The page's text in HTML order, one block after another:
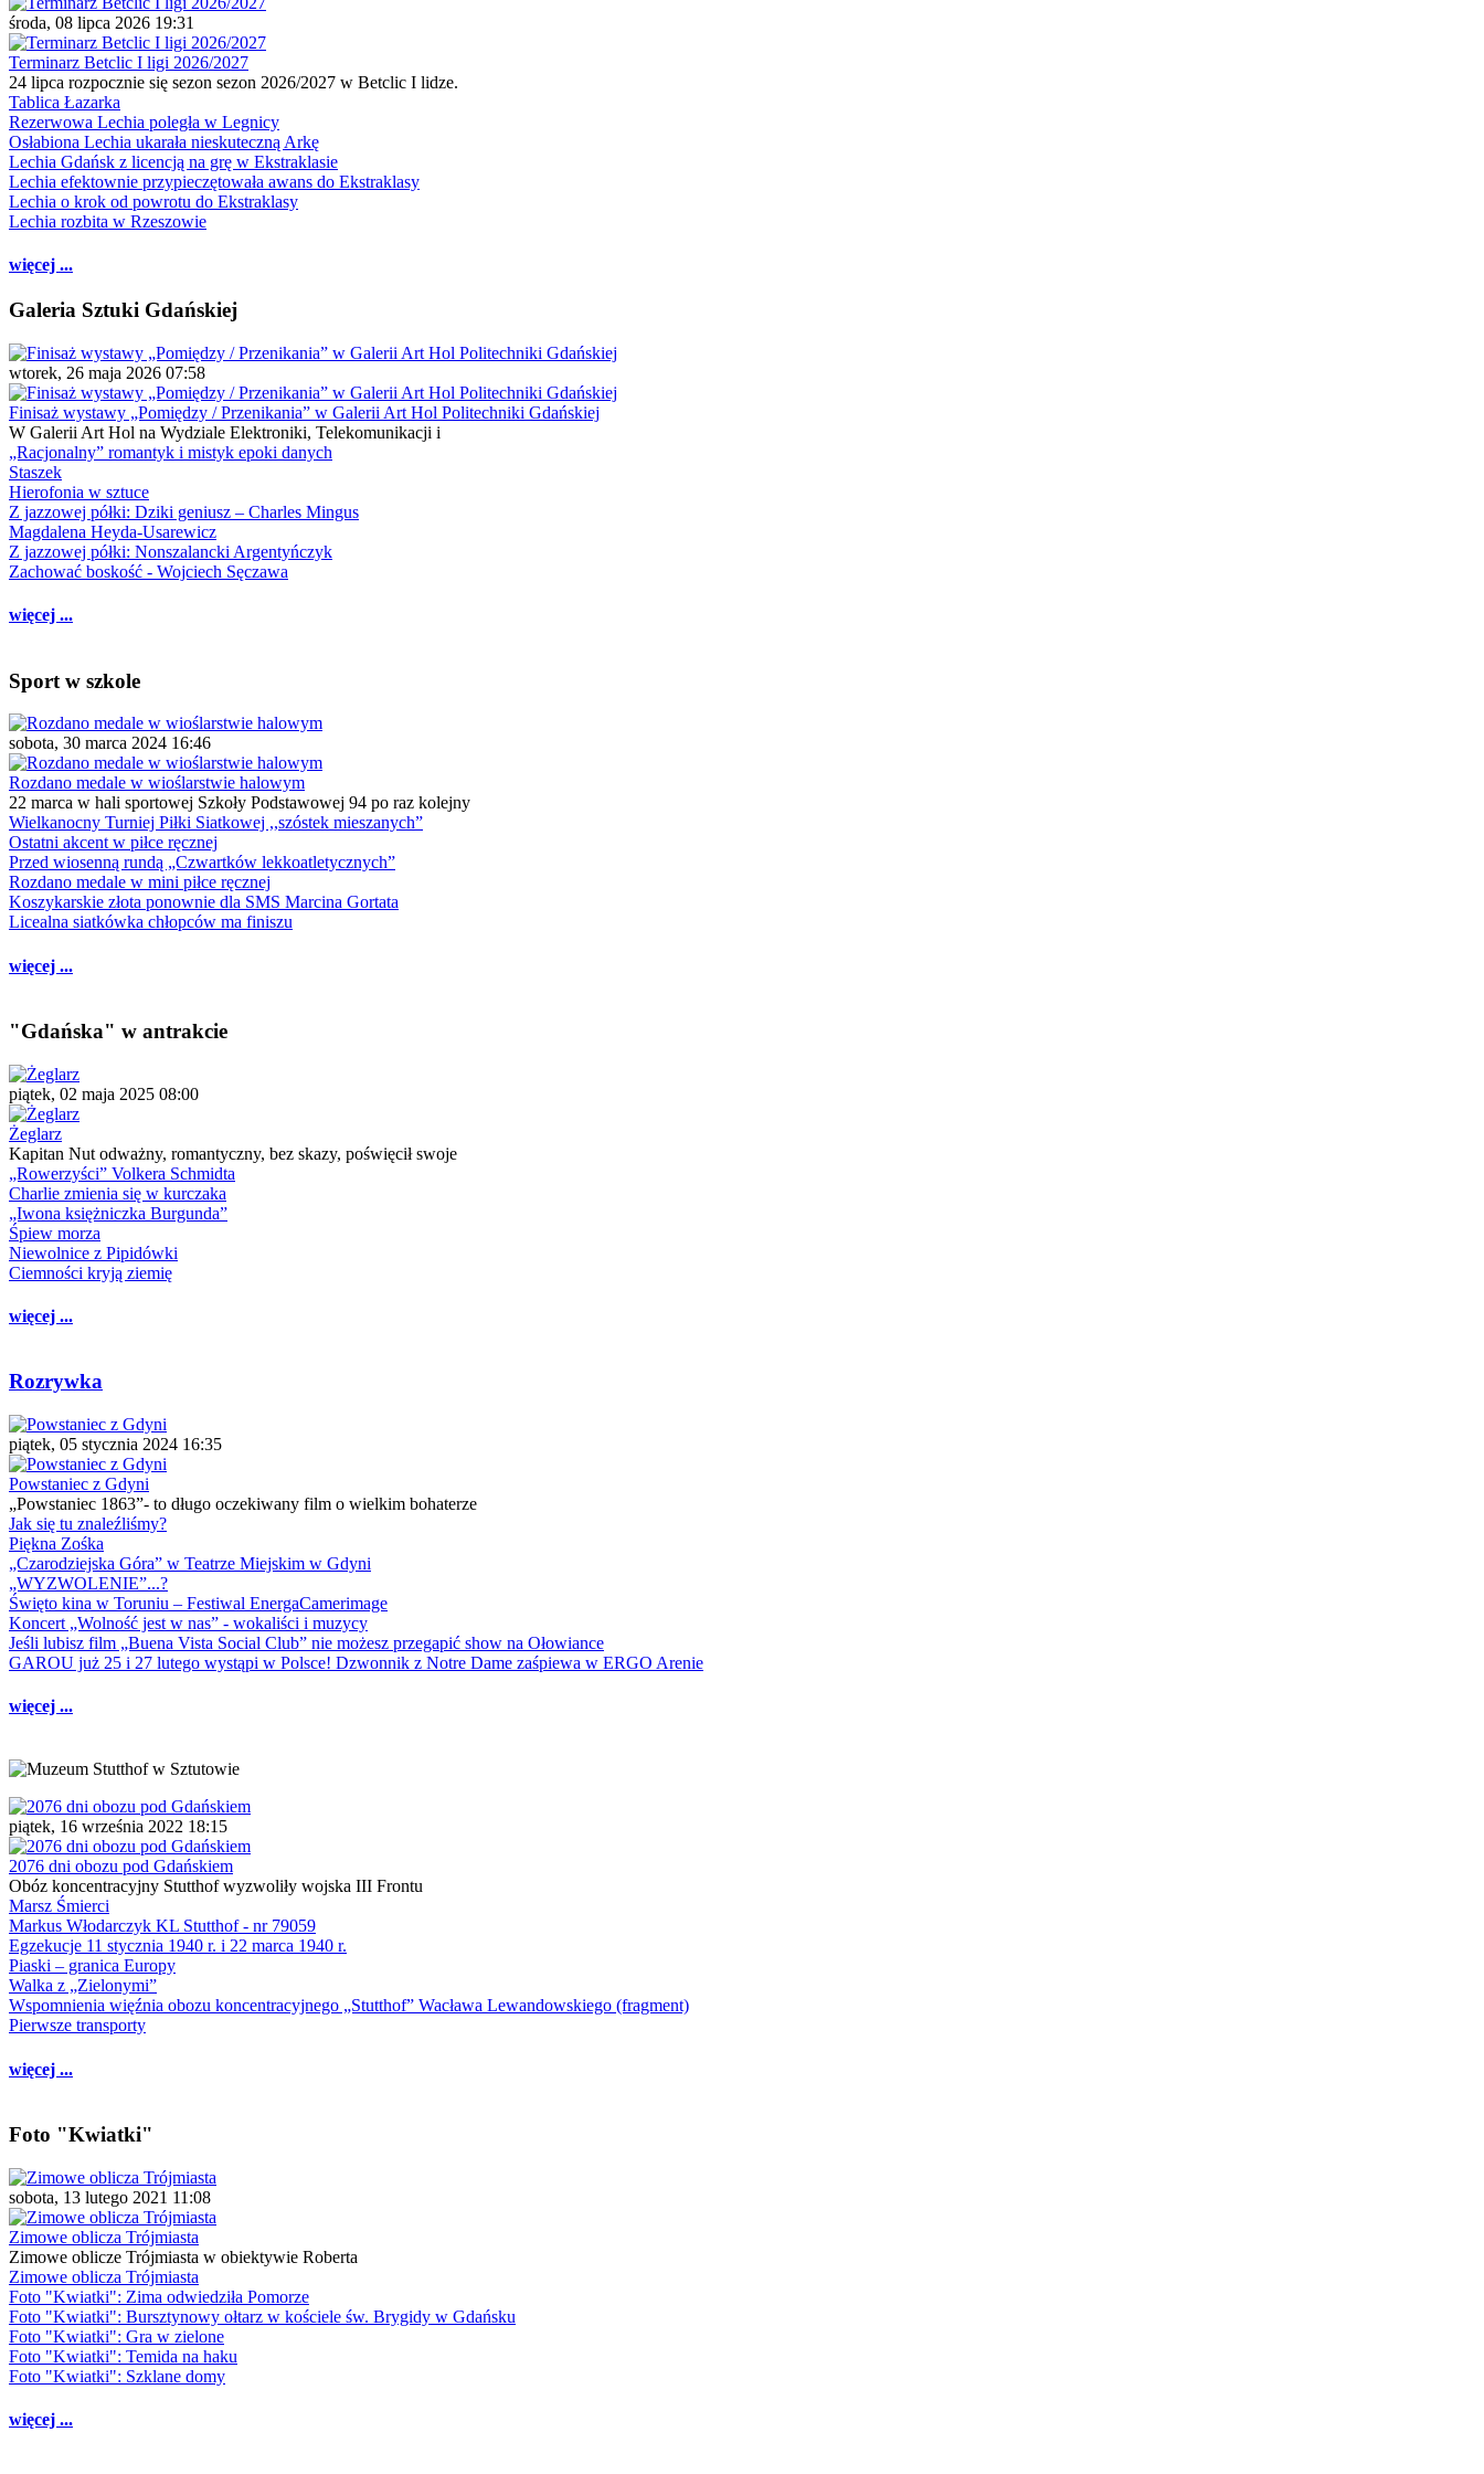
środa, 08 lipca 2026 19:31
Terminarz Betclic I ligi 2026/2027
24 lipca rozpocznie się sezon sezon 2026/2027 w Betclic I lidze.
Tablica Łazarka
Rezerwowa Lechia poległa w Legnicy
Osłabiona Lechia ukarała nieskuteczną Arkę
Lechia Gdańsk z licencją na grę w Ekstraklasie
Lechia efektownie przypieczętowała awans do Ekstraklasy
Lechia o krok od powrotu do Ekstraklasy
Lechia rozbita w Rzeszowie
więcej ...
Galeria Sztuki Gdańskiej
wtorek, 26 maja 2026 07:58
Finisaż wystawy „Pomiędzy / Przenikania” w Galerii Art Hol Politechniki Gdańskiej
W Galerii Art Hol na Wydziale Elektroniki, Telekomunikacji i
„Racjonalny” romantyk i mistyk epoki danych
Staszek
Hierofonia w sztuce
Z jazzowej półki: Dziki geniusz – Charles Mingus
Magdalena Heyda-Usarewicz
Z jazzowej półki: Nonszalancki Argentyńczyk
Zachować boskość - Wojciech Sęczawa
więcej ...
Sport w szkole
sobota, 30 marca 2024 16:46
Rozdano medale w wioślarstwie halowym
22 marca w hali sportowej Szkoły Podstawowej 94 po raz kolejny
Wielkanocny Turniej Piłki Siatkowej ,,szóstek mieszanych”
Ostatni akcent w piłce ręcznej
Przed wiosenną rundą „Czwartków lekkoatletycznych”
Rozdano medale w mini piłce ręcznej
Koszykarskie złota ponownie dla SMS Marcina Gortata
Licealna siatkówka chłopców ma finiszu
więcej ...
"Gdańska" w antrakcie
piątek, 02 maja 2025 08:00
Żeglarz
Kapitan Nut odważny, romantyczny, bez skazy, poświęcił swoje
„Rowerzyści” Volkera Schmidta
Charlie zmienia się w kurczaka
„Iwona księżniczka Burgunda”
Śpiew morza
Niewolnice z Pipidówki
Ciemności kryją ziemię
więcej ...
Rozrywka
piątek, 05 stycznia 2024 16:35
Powstaniec z Gdyni
„Powstaniec 1863”- to długo oczekiwany film o wielkim bohaterze
Jak się tu znaleźliśmy?
Piękna Zośka
„Czarodziejska Góra” w Teatrze Miejskim w Gdyni
„WYZWOLENIE”...?
Święto kina w Toruniu – Festiwal EnergaCamerimage
Koncert „Wolność jest w nas” - wokaliści i muzycy
Jeśli lubisz film „Buena Vista Social Club” nie możesz przegapić show na Ołowiance
GAROU już 25 i 27 lutego wystąpi w Polsce! Dzwonnik z Notre Dame zaśpiewa w ERGO Arenie
więcej ...
piątek, 16 września 2022 18:15
2076 dni obozu pod Gdańskiem
Obóz koncentracyjny Stutthof wyzwoliły wojska III Frontu
Marsz Śmierci
Markus Włodarczyk KL Stutthof - nr 79059
Egzekucje 11 stycznia 1940 r. i 22 marca 1940 r.
Piaski – granica Europy
Walka z „Zielonymi”
Wspomnienia więźnia obozu koncentracyjnego „Stutthof” Wacława Lewandowskiego (fragment)
Pierwsze transporty
więcej ...
Foto "Kwiatki"
sobota, 13 lutego 2021 11:08
Zimowe oblicza Trójmiasta
Zimowe oblicze Trójmiasta w obiektywie Roberta
Zimowe oblicza Trójmiasta
Foto "Kwiatki": Zima odwiedziła Pomorze
Foto "Kwiatki": Bursztynowy ołtarz w kościele św. Brygidy w Gdańsku
Foto "Kwiatki": Gra w zielone
Foto "Kwiatki": Temida na haku
Foto "Kwiatki": Szklane domy
więcej ...